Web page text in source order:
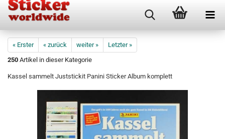
« Erster « zurück weiter »
Letzter »
250 Artikel in dieser Kategorie
Kassel sammelt Juststickit Panini Sticker Album komplett